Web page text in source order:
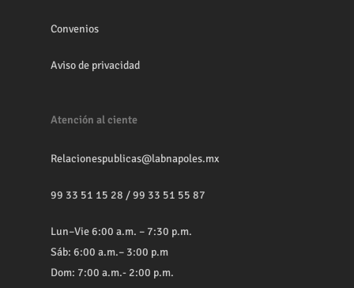
Convenios
Aviso de privacidad
Atención al ciente
Relacionespublicas@labnapoles.mx
99 33 51 15 28 /99 33 51 55 87
Lun–Vie 6:00 a.m. – 7:30 p.m.
Sáb: 6:00 a.m.– 3:00 p.m
Dom: 7:00 a.m.- 2:00 p.m.